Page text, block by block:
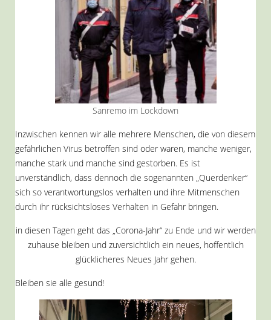
Sanremo im Lockdown
Inzwischen kennen wir alle mehrere Menschen, die von diesem
gefährlichen Virus betroffen sind oder waren, manche weniger,
manche stark und manche sind gestorben. Es ist
unverständlich, dass dennoch die sogenannten „Querdenker“
sich so verantwortungslos verhalten und ihre Mitmenschen
durch ihr rücksichtsloses Verhalten in Gefahr bringen.
in diesen Tagen geht das „Corona-Jahr“ zu Ende und wir werden
zuhause bleiben und zuversichtlich ein neues, hoffentlich
glücklicheres Neues Jahr gehen.
Bleiben sie alle gesund!